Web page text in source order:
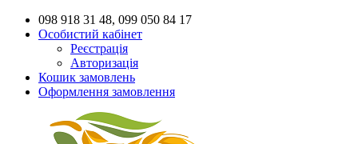
098 918 31 48, 099 050 84 17
Особистий кабінет
Реєстрація
Авторизація
Кошик замовлень
Оформлення замовлення